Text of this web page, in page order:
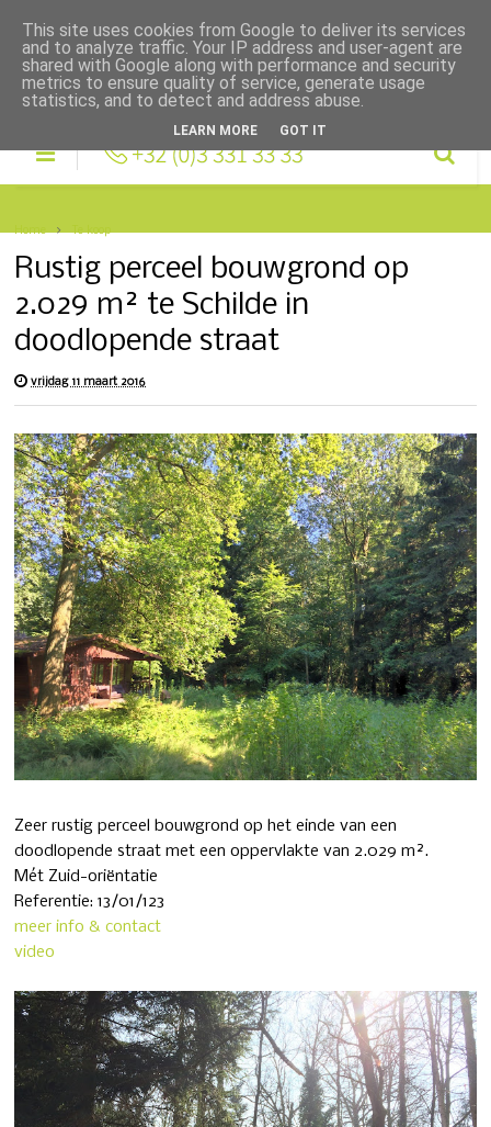
Home Te koop
Rustig perceel bouwgrond op
2.029 m² te Schilde in
doodlopende straat
vrijdag 11 maart 2016
Zeer rustig perceel bouwgrond op het einde van een
doodlopende straat met een oppervlakte van 2.029 m².
Mét Zuid-oriëntatie
Referentie: 13/01/123
meer info & contact
video
This site uses cookies from Google to deliver its services
and to analyze traffic. Your IP address and user-agent are
shared with Google along with performance and security
metrics to ensure quality of service, generate usage
statistics, and to detect and address abuse.
LEARN MORE GOT IT